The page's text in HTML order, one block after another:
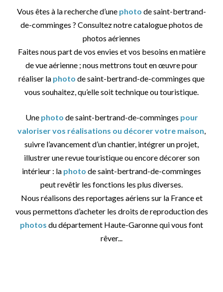
Vous êtes à la recherche d’une photo de saint-bertrand-
de-comminges ? Consultez notre catalogue photos de
photos aériennes
Faites nous part de vos envies et vos besoins en matière
de vue aérienne ; nous mettrons tout en œuvre pour
réaliser la photo de saint-bertrand-de-comminges que
vous souhaitez, qu’elle soit technique ou touristique.
Une photo de saint-bertrand-de-comminges pour
valoriser vos réalisations ou décorer votre maison,
suivre l’avancement d’un chantier, intégrer un projet,
illustrer une revue touristique ou encore décorer son
intérieur : la photo de saint-bertrand-de-comminges
peut revêtir les fonctions les plus diverses.
Nous réalisons des reportages aériens sur la France et
vous permettons d’acheter les droits de reproduction des
photos du département Haute-Garonne qui vous font
rêver...